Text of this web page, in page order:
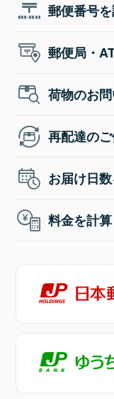
郵便番号
郵便局・
荷物のお
再配達の
お届け日
料金を計